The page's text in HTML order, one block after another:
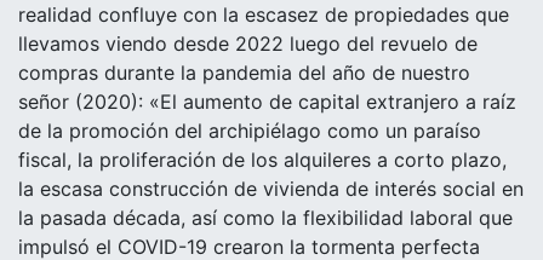
realidad confluye con la escasez de propiedades que
llevamos viendo desde 2022 luego del revuelo de
compras durante la pandemia del año de nuestro
señor (2020): «El aumento de capital extranjero a raíz
de la promoción del archipiélago como un paraíso
fiscal, la proliferación de los alquileres a corto plazo,
la escasa construcción de vivienda de interés social en
la pasada década, así como la flexibilidad laboral que
impulsó el COVID-19 crearon la tormenta perfecta